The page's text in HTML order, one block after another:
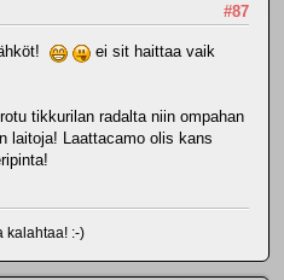
#87
ei sit haittaa vaik
tikkurilan radalta niin ompahan
laitoja! Laattacamo olis kans
kalahtaa! :-)